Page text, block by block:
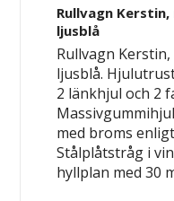
Rullvagn
ljusblå
Rullvagn
ljusblå.
2 länkhjul och 2
med broms
Stålplåtstråg i
hyllplan med 30